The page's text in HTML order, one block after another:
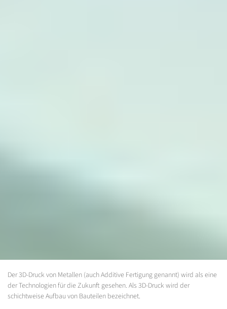
Der 3D-Druck von Metallen (auch Additive Fertigung genannt) wird als eine
der Technologien für die Zukunft gesehen. Als 3D-Druck wird der
schichtweise Aufbau von Bauteilen bezeichnet.